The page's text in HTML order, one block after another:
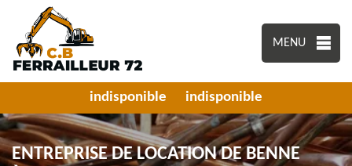
MENU
indisponible indisponible
ENTREPRISE DE LOCATION DE BENNE